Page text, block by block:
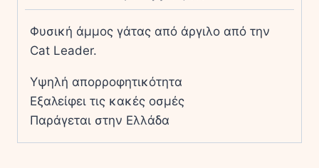
Φυσική άμμος γάτας από άργιλο από την
Cat Leader.
Υψηλή απορροφητικότητα
Εξαλείφει τις κακές οσμές
Παράγεται στην Ελλάδα